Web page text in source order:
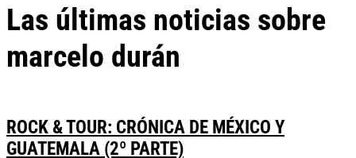
Las últimas noticias sobre
marcelo durán
ROCK & TOUR: CRÓNICA DE MÉXICO Y
GUATEMALA (2º PARTE)